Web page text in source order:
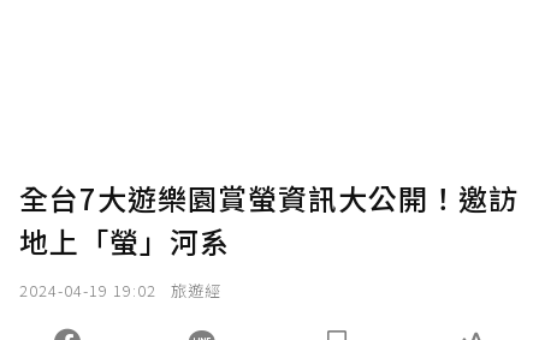
全台7大遊樂園賞螢資訊大公開！邀訪
地上「螢」河系
2024-04-19 19:02 旅遊經